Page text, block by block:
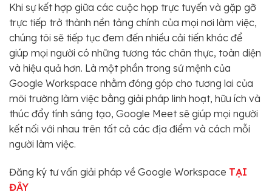
Khi sự kết hợp giữa các cuộc họp trực tuyến và gặp gỡ
trực tiếp trở thành nền tảng chính của mọi nơi làm việc,
chúng tôi sẽ tiếp tục đem đến nhiều cải tiến khác để
giúp mọi người có những tương tác chân thực, toàn diện
và hiệu quả hơn. Là một phần trong sứ mệnh của
Google Workspace nhằm đóng góp cho tương lai của
môi trường làm việc bằng giải pháp linh hoạt, hữu ích và
thúc đẩy tính sáng tạo, Google Meet sẽ giúp mọi người
kết nối với nhau trên tất cả các địa điểm và cách mỗi
người làm việc.
Đăng ký tư vấn giải pháp về Google Workspace TẠI
ĐÂY